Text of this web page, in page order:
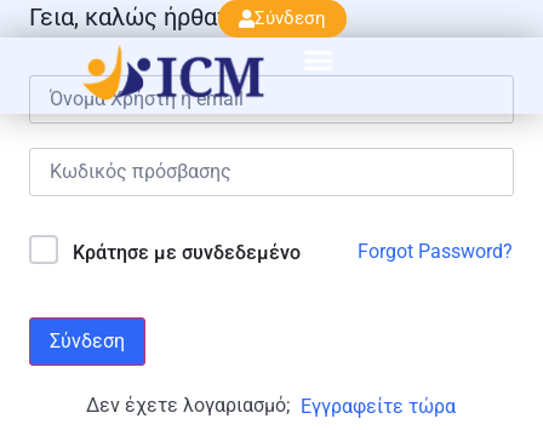
Σύνδεση
Γεια, καλώς ήρθατε πάλι!
Κράτησε με συνδεδεμένο Forgot Password?
Σύνδεση
Δεν έχετε λογαριασμό; Εγγραφείτε τώρα